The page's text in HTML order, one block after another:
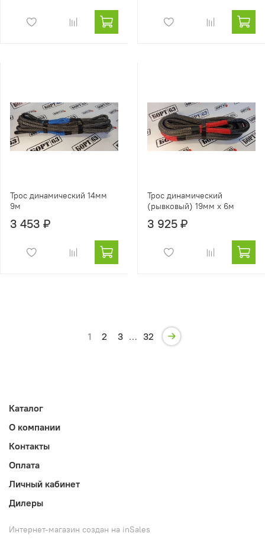
Трос динамический 14мм
9м
3 453 ₽
Трос динамический
(рывковый) 19мм х 6м
3 925 ₽
1 2 3 … 32
Каталог
О компании
Контакты
Оплата
Личный кабинет
Дилеры
Интернет-магазин создан на inSales